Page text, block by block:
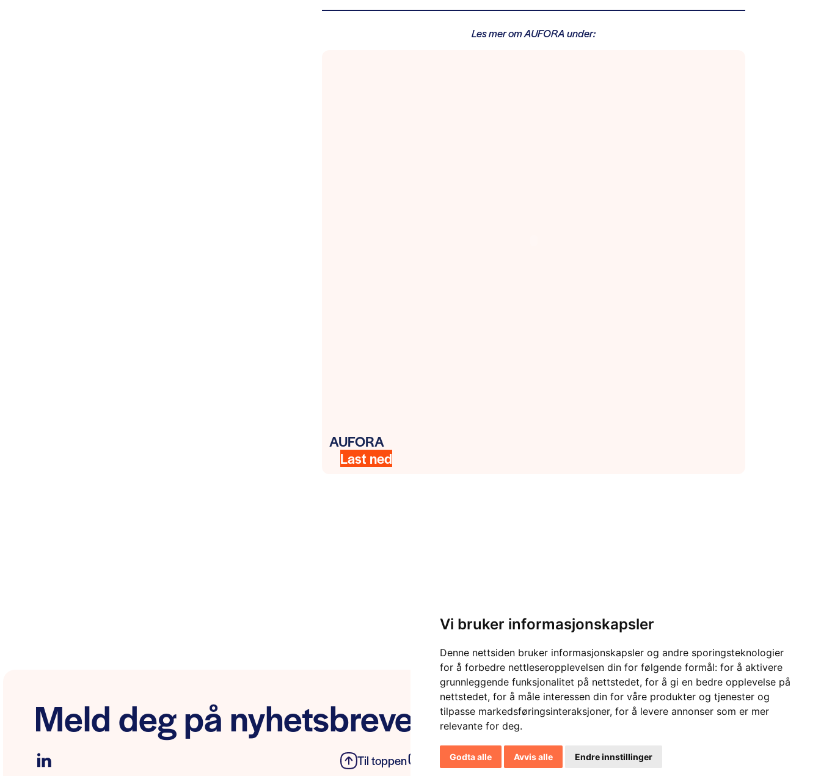
Vi bruker informasjonskapsler
Denne nettsiden bruker informasjonskapsler og andre sporingsteknologier
for å forbedre nettleseropplevelsen din for følgende formål: for å aktivere
grunnleggende funksjonalitet på nettstedet, for å gi en bedre opplevelse på
nettstedet, for å måle interessen din for våre produkter og tjenester og
tilpasse markedsføringsinteraksjoner, for å levere annonser som er mer
relevante for deg.
Godta alle Avvis alle Endre innstillinger
Les mer om AUFORA under:
AUFORA
Last ned
Meld deg på nyhetsbrevet vårt
Til toppen Personvern